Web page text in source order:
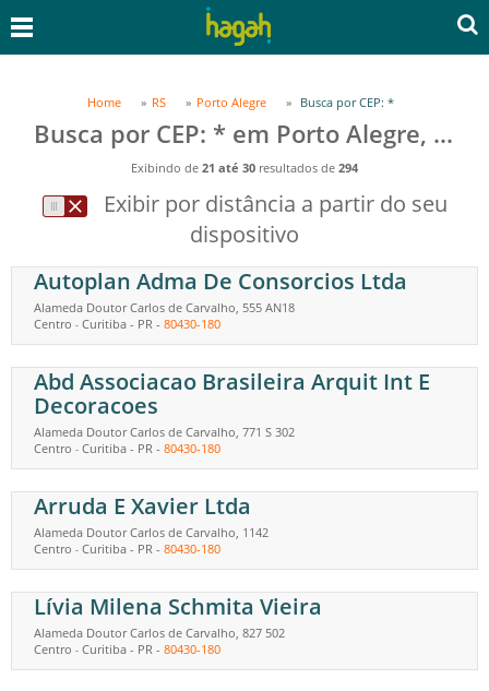
Home RS Porto Alegre Busca por CEP: *
Busca por CEP: * em Porto Alegre, RS
Exibindo de 21 até 30 resultados de 294
Exibir por distância a partir do seu
dispositivo
Autoplan Adma De Consorcios Ltda
Alameda Doutor Carlos de Carvalho, 555 AN18
Centro - Curitiba - PR - 80430-180
Abd Associacao Brasileira Arquit Int E
Decoracoes
Alameda Doutor Carlos de Carvalho, 771 S 302
Centro - Curitiba - PR - 80430-180
Arruda E Xavier Ltda
Alameda Doutor Carlos de Carvalho, 1142
Centro - Curitiba - PR - 80430-180
Lívia Milena Schmita Vieira
Alameda Doutor Carlos de Carvalho, 827 502
Centro - Curitiba - PR - 80430-180